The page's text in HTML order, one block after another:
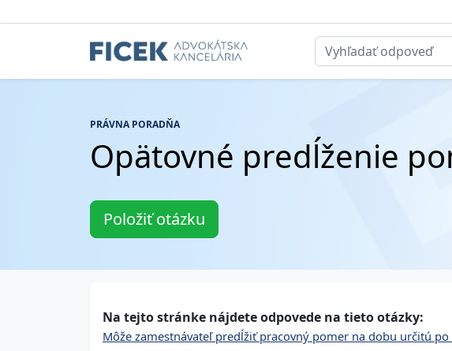
PRÁVNA PORADŇA
Opätovné predĺženie
Položiť otázku
Na tejto stránke nájdete odpovede na tieto otázky:
Môže zamestnávateľ predĺžiť pracovný pomer na dobu určitú po